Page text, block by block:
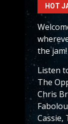
HOT
the jam!
Listen
The
Chris
Cassie,